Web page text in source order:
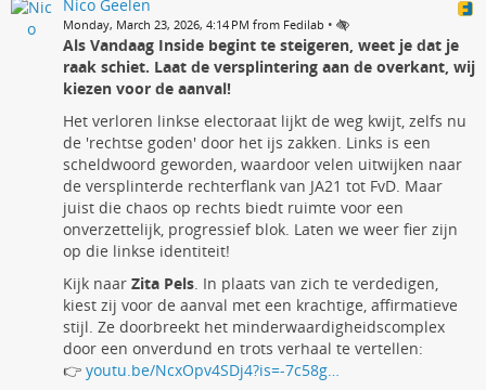
Nico Geelen
Monday, March 23, 2026, 4:14 PM from Fedilab •
Als Vandaag Inside begint te steigeren, weet je dat je
raak schiet. Laat de versplintering aan de overkant, wij
kiezen voor de aanval!
Het verloren linkse electoraat lijkt de weg kwijt, zelfs nu
de 'rechtse goden' door het ijs zakken. Links is een
scheldwoord geworden, waardoor velen uitwijken naar
de versplinterde rechterflank van JA21 tot FvD. Maar
juist die chaos op rechts biedt ruimte voor een
onverzettelijk, progressief blok. Laten we weer fier zijn
op die linkse identiteit!
Kijk naar Zita Pels . In plaats van zich te verdedigen,
kiest zij voor de aanval met een krachtige, affirmatieve
stijl. Ze doorbreekt het minderwaardigheidscomplex
door een onverdund en trots verhaal te vertellen:
👉 youtu.be/NcxOpv4SDj4?is=-7c58g…